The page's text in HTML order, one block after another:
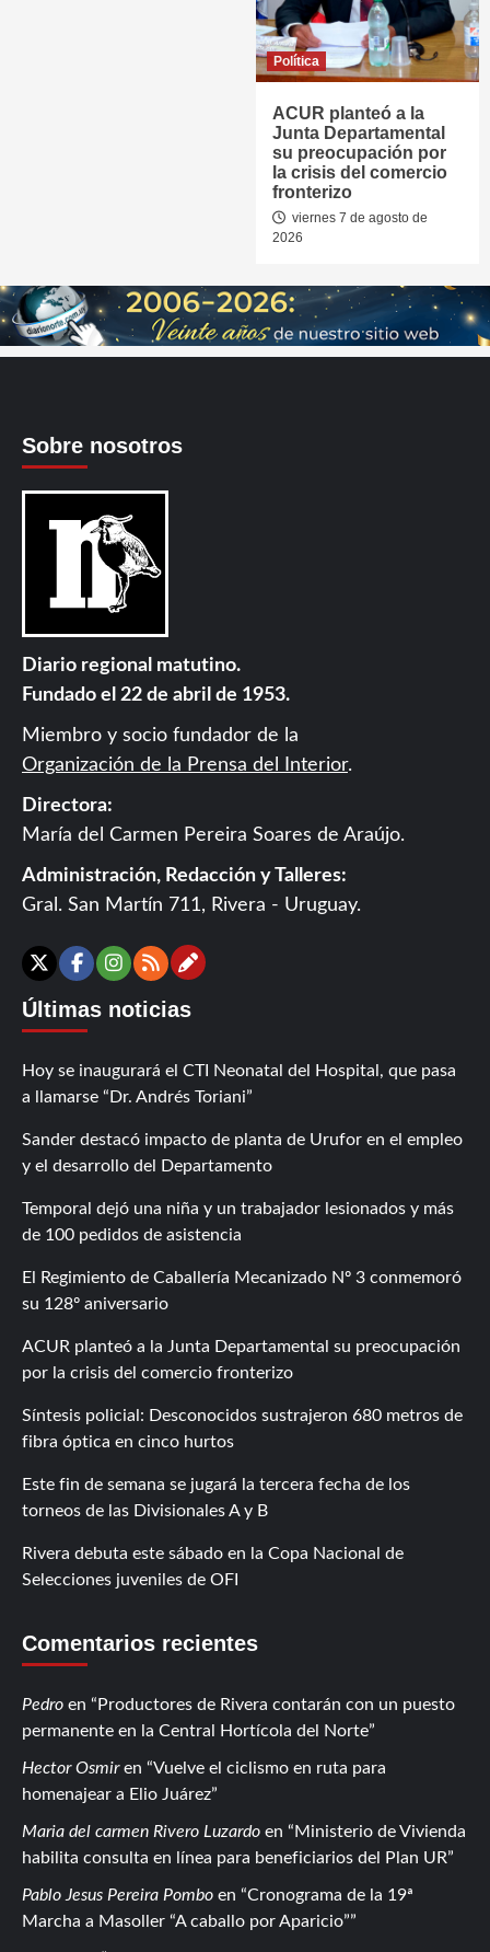
Política
ACUR planteó a la
Junta Departamental
su preocupación por
la crisis del comercio
fronterizo
viernes 7 de agosto de
2026
Sobre nosotros
Diario regional matutino.
Fundado el 22 de abril de 1953.
Miembro y socio fundador de la
Organización de la Prensa del Interior.
Directora:
María del Carmen Pereira Soares de Araújo.
Administración, Redacción y Talleres:
Gral. San Martín 711, Rivera - Uruguay.
X Facebook
Instagram
RSSContáctanos
Últimas noticias
Hoy se inaugurará el CTI Neonatal del Hospital, que pasa
a llamarse “Dr. Andrés Toriani”
Sander destacó impacto de planta de Urufor en el empleo
y el desarrollo del Departamento
Temporal dejó una niña y un trabajador lesionados y más
de 100 pedidos de asistencia
El Regimiento de Caballería Mecanizado Nº 3 conmemoró
su 128º aniversario
ACUR planteó a la Junta Departamental su preocupación
por la crisis del comercio fronterizo
Síntesis policial: Desconocidos sustrajeron 680 metros de
fibra óptica en cinco hurtos
Este fin de semana se jugará la tercera fecha de los
torneos de las Divisionales A y B
Rivera debuta este sábado en la Copa Nacional de
Selecciones juveniles de OFI
Comentarios recientes
Pedro en
Productores de Rivera contarán con un puesto
permanente en la Central Hortícola del Norte
Hector Osmiren
Vuelve el ciclismo en ruta para
homenajear a Elio Juárez
Maria del carmen Rivero Luzardo en
Ministerio de Vivienda
habilita consulta en línea para beneficiarios del Plan UR
Pablo Jesus Pereira Pombo en
Cronograma de la 19ª
Marcha a Masoller “A caballo por Aparicio”